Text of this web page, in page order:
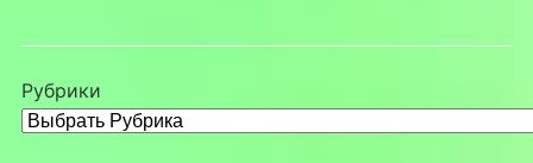
Рубрики